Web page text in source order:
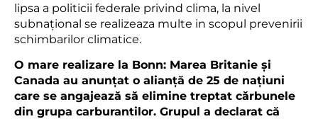
lipsa a politicii federale privind clima, la nivel
subnațional se realizeaza multe in scopul prevenirii
schimbarilor climatice.
O mare realizare la Bonn: Marea Britanie și
Canada au anunțat o alianță de 25 de națiuni
care se angajează să elimine treptat cărbunele
din grupa carburantilor. Grupul a declarat că